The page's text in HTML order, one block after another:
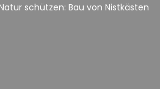
schützen: Bau von Nistkästen